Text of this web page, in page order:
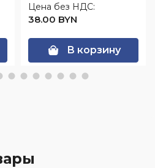
Цена без НДС:
38.00 BYN
В корзину